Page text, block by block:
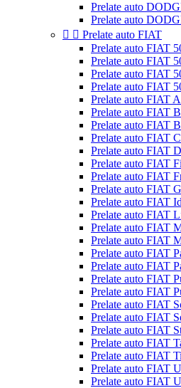
Prelate auto
Prelate auto
  Prelate auto FIAT
Prelate auto FIAT
Prelate auto FIAT
Prelate auto FIAT
Prelate auto FIAT
Prelate auto FIAT
Prelate auto FIAT
Prelate auto FIAT
Prelate auto FIAT
Prelate auto FIAT
Prelate auto FIAT
Prelate auto FIAT
Prelate auto FIAT
Prelate auto FIAT
Prelate auto FIAT
Prelate auto FIAT
Prelate auto FIAT
Prelate auto FIAT
Prelate auto FIAT
Prelate auto FIAT
Prelate auto FIAT
Prelate auto FIAT
Prelate auto FIAT
Prelate auto FIAT
Prelate auto FIAT
Prelate auto FIAT
Prelate auto FIAT
Prelate auto FIAT